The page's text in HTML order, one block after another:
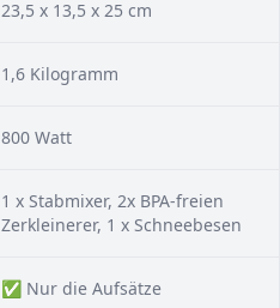
23,5 x 13,5 x 25 cm
1,6 Kilogramm
800 Watt
1 x Stabmixer, 2x BPA-freien
Zerkleinerer, 1 x Schneebesen
✅ Nur die Aufsätze